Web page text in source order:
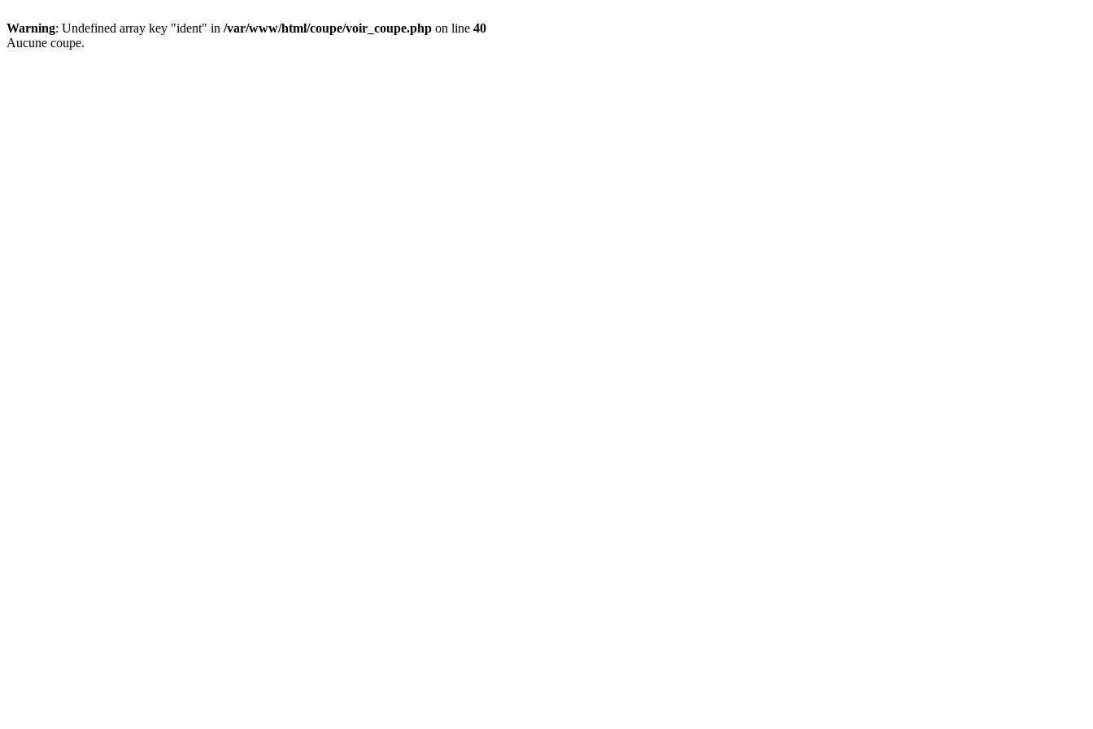
Warning: Undefined array key "ident" in /var/www/html/coupe/voir_coupe.php on line 40
Aucune coupe.